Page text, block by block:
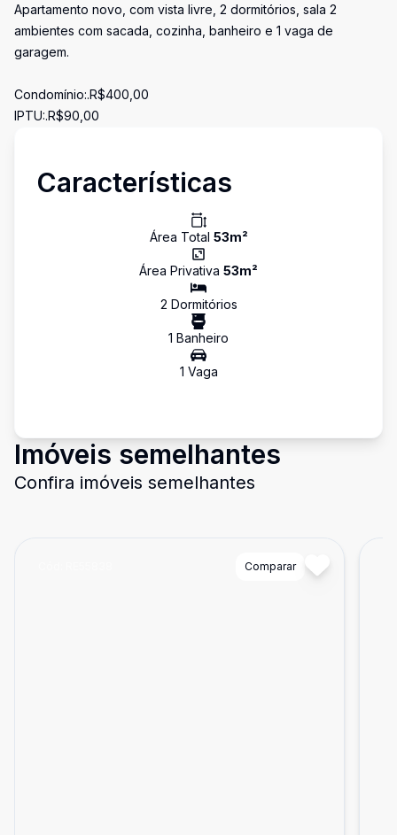
Apartamento novo, com vista livre, 2 dormitórios, sala 2
ambientes com sacada, cozinha, banheiro e 1 vaga de
garagem.
Condomínio:.R$400,00
IPTU:.R$90,00
Características
Área Total 53m²
Área Privativa 53m²
2 Dormitórios
1 Banheiro
1 Vaga
Imóveis semelhantes
Confira imóveis semelhantes
Comparar